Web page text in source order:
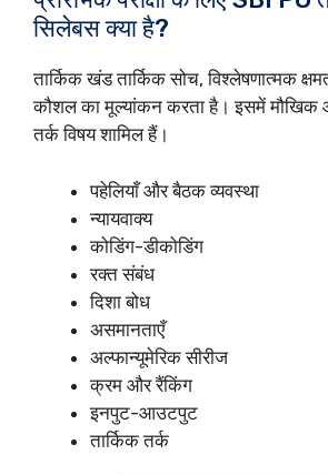
सिलेबस क्या है?
तार्किक खंड तार्किक सोच, विश्लेषणात्मक
कौशल का मूल्यांकन करता है। इसमें मौखिक
तर्क विषय शामिल हैं।
पहेलियाँ और बैठक व्यवस्था
न्यायवाक्य
कोडिंग-डीकोडिंग
रक्त संबंध
दिशा बोध
असमानताएँ
अल्फान्यूमेरिक सीरीज
क्रम और रैंकिंग
इनपुट-आउटपुट
तार्किक तर्क